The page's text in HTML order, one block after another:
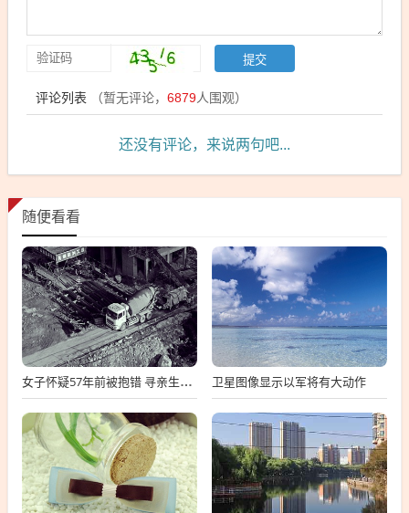
评论列表 （暂无评论， 6879人围观）
还没有评论，来说两句吧...
随便看看
女子怀疑57年前被抱错 寻亲生父母 卫星图像显示以军将有大动作